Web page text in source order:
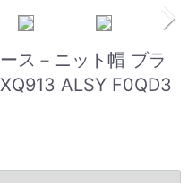
ス－ニット帽 ブラ
ALSY F0QD3